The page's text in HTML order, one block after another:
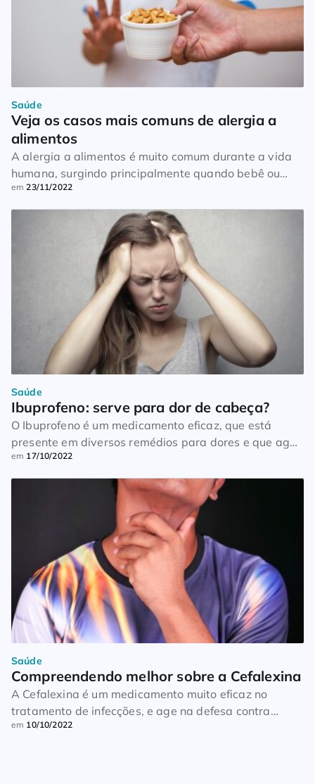
Saúde
Veja os casos mais comuns de alergia a
alimentos
A alergia a alimentos é muito comum durante a vida
humana, surgindo principalmente quando bebê ou
criança. Muitas comidas ou pequenas substâncias
inclusas nos alimentos são responsáveis por causar
sintomas que variam de mais simples a perigosos.
Não necessariamente a alergia acompanha a vida
toda de uma pessoa. Muitos descobrem quando
adulto, já que possivelmente as […]
em23/11/2022
Saúde
Ibuprofeno: serve para dor de cabeça?
O Ibuprofeno é um medicamento eficaz, que está
presente em diversos remédios para dores e que age
em inflamações menores. O anti-inflamatório é um dos
principais nomes relacionados a alguns tratamentos
simples, como o de dor de cabeça, de dores pelo
corpo, e da febre por exemplo. O anti-inflamatório é
prático por se tratar de […]
em 17/10/2022
Saúde
Compreendendo melhor sobre a Cefalexina
A Cefalexina é um medicamento muito eficaz no
tratamento de infecções, e age na defesa contra
bactérias no corpo humano. Sendo assim, se classifica
em 10/10/2022